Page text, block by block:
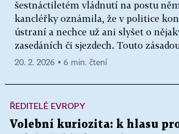
šestnáctiletém vládnutí na postu
kancléřky oznámila, že v politice
ústraní a nechce už ani slyšet o
zasedáních či sjezdech. Touto
20. 2. 2026 ▪ 6 min. čtení
ŘEDITELÉ EVROPY
Volební kuriozita: k hlasu